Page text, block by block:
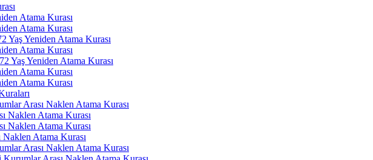
Atama Kurası
Atama Kurası
Yaş Yeniden Atama Kurası
Atama Kurası
Yaş Yeniden Atama Kurası
Atama Kurası
Atama Kurası
Arası Naklen Atama Kurası
Naklen Atama Kurası
Naklen Atama Kurası
Naklen Atama Kurası
Arası Naklen Atama Kurası